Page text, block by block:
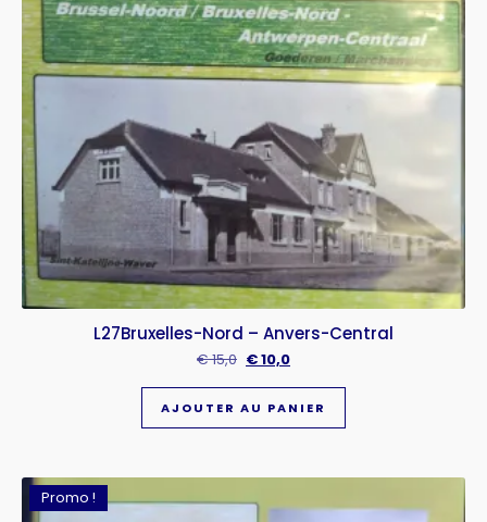
L27Bruxelles-Nord – Anvers-Central
€15,0 €10,0
AJOUTER AU PANIER
Promo !